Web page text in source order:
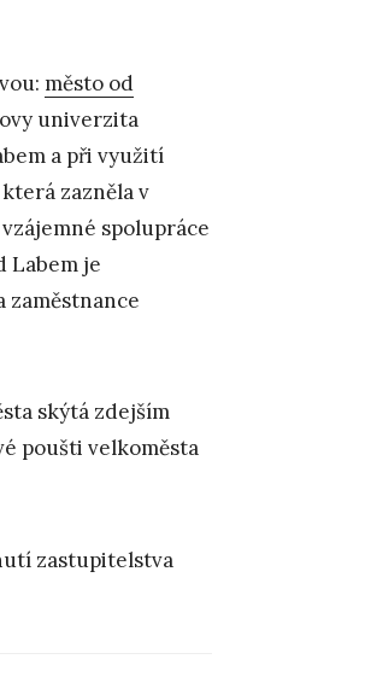
město od
univerzita
a při využití
zazněla v
spolupráce
Labem je
zaměstnance
skýtá zdejším
poušti velkoměsta
zastupitelstva